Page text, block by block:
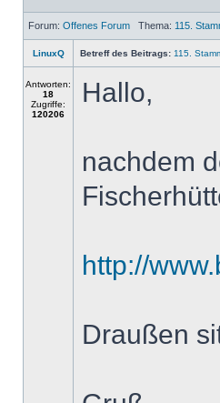
Forum: Offenes Forum Thema: 115.
LinuxQ Betreff des Beitrags: 115.
Antworten:
18
Zugriffe:
120206
Hallo,
nachdem
http://
Draußen